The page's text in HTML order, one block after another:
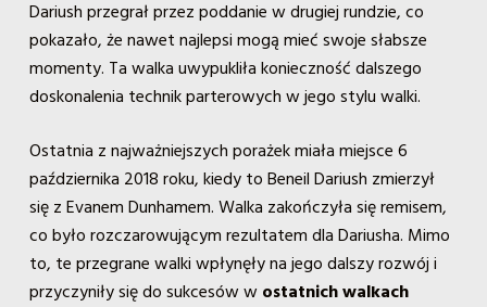
Dariush przegrał przez poddanie w drugiej rundzie, co
pokazało, że nawet najlepsi mogą mieć swoje słabsze
momenty. Ta walka uwypukliła konieczność dalszego
doskonalenia technik parterowych w jego stylu walki.
Ostatnia z najważniejszych porażek miała miejsce 6
października 2018 roku, kiedy to Beneil Dariush zmierzył
się z Evanem Dunhamem. Walka zakończyła się remisem,
co było rozczarowującym rezultatem dla Dariusha. Mimo
to, te przegrane walki wpłynęły na jego dalszy rozwój i
przyczyniły się do sukcesów w ostatnich walkach